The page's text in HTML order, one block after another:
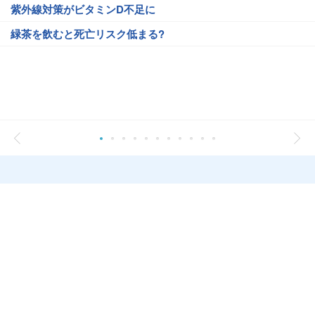
紫外線対策がビタミンD不足に
緑茶を飲むと死亡リスク低まる?